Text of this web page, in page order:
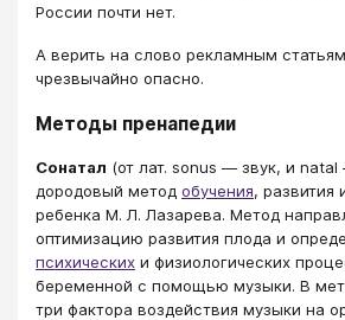
России почти нет.
А верить на слово рекламным
чрезвычайно опасно.
Методы пренапедии
Cонатал (от лат. sonus — звук, и
дородовый метод обучения, развития
ребенка М. Л. Лазарева. Метод
оптимизацию развития плода и
психических и физиологических
беременной с помощью музыки. В
три фактора воздействия музыки на